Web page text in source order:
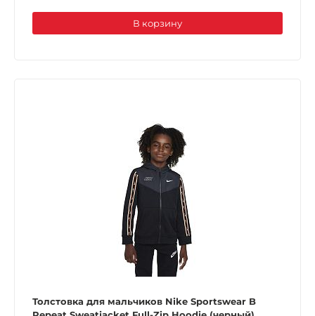
В корзину
Толстовка для мальчиков Nike Sportswear B